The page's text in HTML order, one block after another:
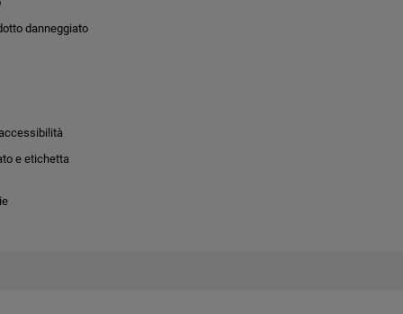
danneggiato
e etichetta